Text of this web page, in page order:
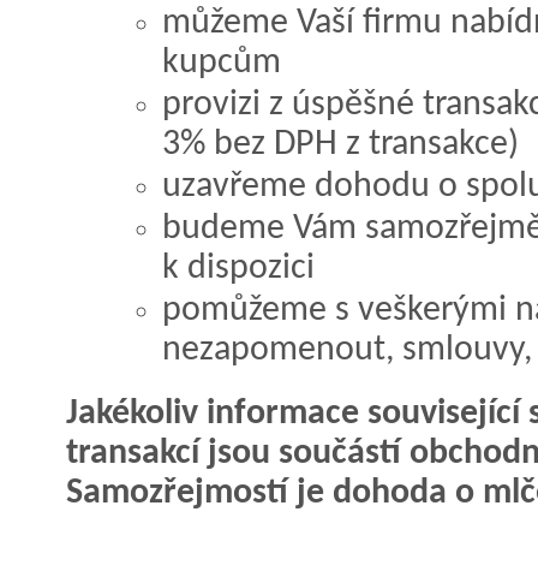
můžeme Vaší firmu
kupcům
provizi z úspěšné
3% bez DPH z transakce)
uzavřeme dohodu o
budeme Vám
k dispozici
pomůžeme s veškerými
nezapomenout,
Jakékoliv informace související
transakcí jsou součástí
Samozřejmostí je dohoda o